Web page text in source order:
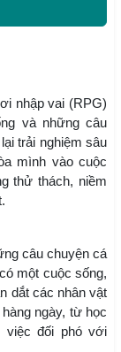
nhập vai (RPG)
và những câu
trải nghiệm sâu
mình vào cuộc
thử thách, niềm
câu chuyện cá
một cuộc sống,
dắt các nhân vật
ngày, từ học
việc đối phó với